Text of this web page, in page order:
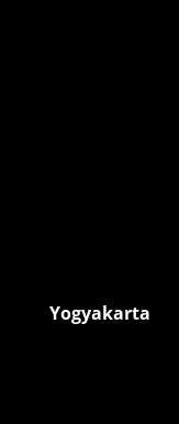
Yogyakarta